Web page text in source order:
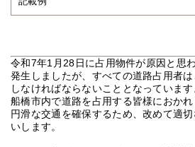
令和7年1月28日に占用物件が原因と思
発生しましたが、すべての道路占用者
しなければならないこととなっています
船橋市内で道路を占用する皆様におか
円滑な交通を確保するため、改めて適
いします。